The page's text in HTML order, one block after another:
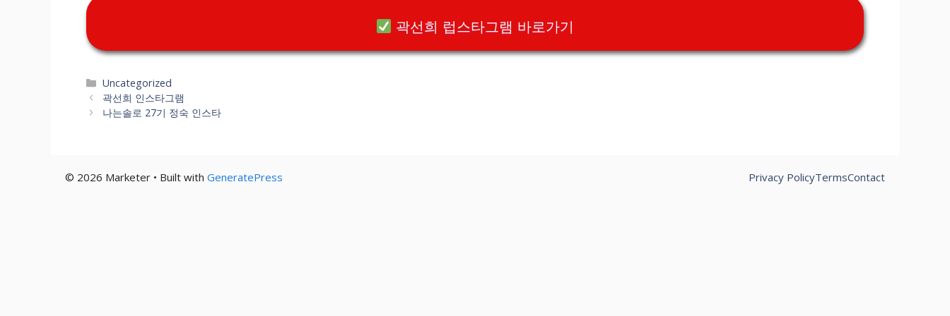
곽선희 럽스타그램 바로가기
카
테
고
Uncategorized
곽선희 인스타그램
나는솔로 27기 정숙 인스타
© 2026 Marketer • Built with GeneratePress Privacy PolicyTermsContact